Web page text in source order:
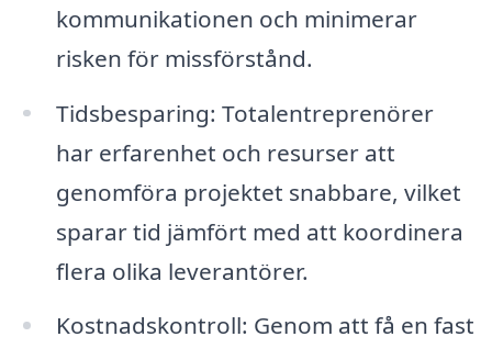
kommunikationen och minimerar
risken för missförstånd.
Tidsbesparing: Totalentreprenörer
har erfarenhet och resurser att
genomföra projektet snabbare, vilket
sparar tid jämfört med att koordinera
flera olika leverantörer.
Kostnadskontroll: Genom att få en fast